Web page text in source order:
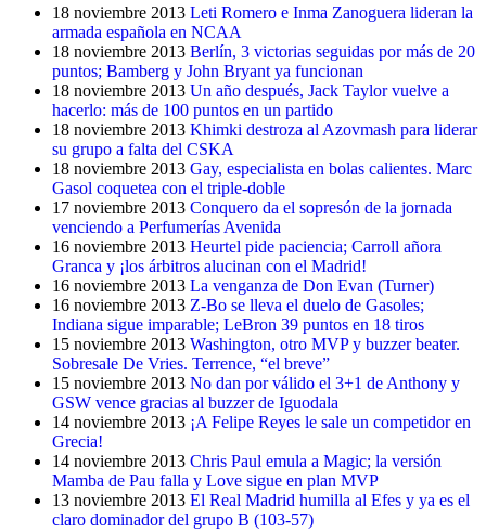
18 noviembre 2013 Leti Romero e Inma Zanoguera lideran la
armada española en NCAA
18 noviembre 2013 Berlín, 3 victorias seguidas por más de 20
puntos; Bamberg y John Bryant ya funcionan
18 noviembre 2013 Un año después, Jack Taylor vuelve a
hacerlo: más de 100 puntos en un partido
18 noviembre 2013 Khimki destroza al Azovmash para liderar
su grupo a falta del CSKA
18 noviembre 2013 Gay, especialista en bolas calientes. Marc
Gasol coquetea con el triple-doble
17 noviembre 2013 Conquero da el sopresón de la jornada
venciendo a Perfumerías Avenida
16 noviembre 2013 Heurtel pide paciencia; Carroll añora
Granca y ¡los árbitros alucinan con el Madrid!
16 noviembre 2013 La venganza de Don Evan (Turner)
16 noviembre 2013 Z-Bo se lleva el duelo de Gasoles;
Indiana sigue imparable; LeBron 39 puntos en 18 tiros
15 noviembre 2013 Washington, otro MVP y buzzer beater.
Sobresale De Vries. Terrence, “el breve”
15 noviembre 2013 No dan por válido el 3+1 de Anthony y
GSW vence gracias al buzzer de Iguodala
14 noviembre 2013 ¡A Felipe Reyes le sale un competidor en
Grecia!
14 noviembre 2013 Chris Paul emula a Magic; la versión
Mamba de Pau falla y Love sigue en plan MVP
13 noviembre 2013 El Real Madrid humilla al Efes y ya es el
claro dominador del grupo B (103-57)